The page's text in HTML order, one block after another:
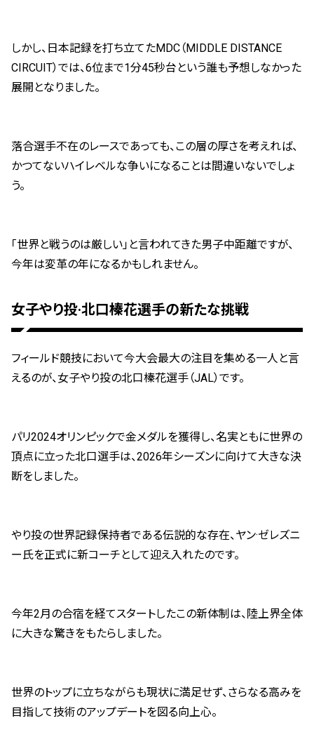
しかし、日本記録を打ち立てたMDC（MIDDLE DISTANCE
CIRCUIT）では、6位まで1分45秒台という誰も予想しなかった
展開となりました。
落合選手不在のレースであっても、この層の厚さを考えれば、
かつてないハイレベルな争いになることは間違いないでしょ
う。
「世界と戦うのは厳しい」と言われてきた男子中距離ですが、
今年は変革の年になるかもしれません。
女子やり投·北口榛花選手の新たな挑戦
フィールド競技において今大会最大の注目を集める一人と言
えるのが、女子やり投の北口榛花選手（JAL）です。
パリ2024オリンピックで金メダルを獲得し、名実ともに世界の
頂点に立った北口選手は、2026年シーズンに向けて大きな決
断をしました。
やり投の世界記録保持者である伝説的な存在、ヤン·ゼレズニ
ー氏を正式に新コーチとして迎え入れたのです。
今年2月の合宿を経てスタートしたこの新体制は、陸上界全体
に大きな驚きをもたらしました。
世界のトップに立ちながらも現状に満足せず、さらなる高みを
目指して技術のアップデートを図る向上心。